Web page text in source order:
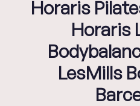
Horaris
Horaris
LesMills